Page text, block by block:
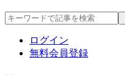
ログイン
無料会員登録